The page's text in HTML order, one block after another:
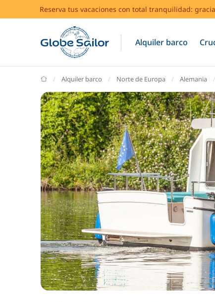
Reserva tus vacaciones con total tranquilidad:
Alquiler barco
GlobeSailor
Alquiler barco Norte de Europa Alemania